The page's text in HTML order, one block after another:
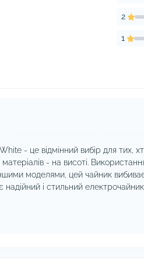
2
1
- це відмінний вибір для тих,
- на висоті.
моделями, цей чайник
і стильний